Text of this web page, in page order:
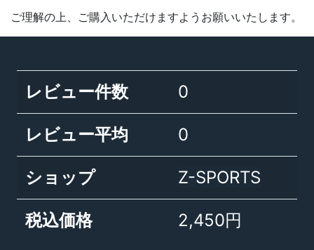
ご理解の上、ご購入いただけますようお願いいたします。
レビュー件数 0
レビュー平均 0
ショップ Z-SPORTS
税込価格 2,450円